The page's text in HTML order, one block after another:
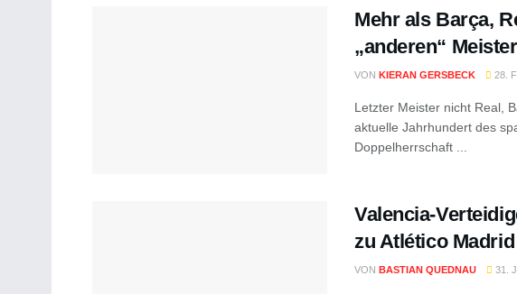
Mehr als Barça,
„anderen“
VON KIERAN GERSBECK 28.
Letzter Meister nicht Real,
aktuelle Jahrhundert des
Doppelherrschaft ...
Valencia-
zu Atlético Madrid
VON BASTIAN QUEDNAU 31.